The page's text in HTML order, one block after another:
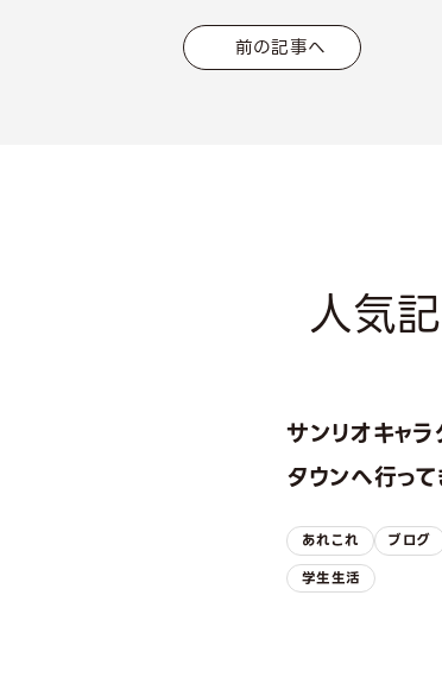
前の記事へ
人気
サンリオキャ
タウンへ行って
あれこれ ブログ
学生生活